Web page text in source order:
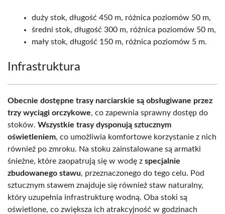
duży stok, długość 450 m, różnica poziomów 50 m,
średni stok, długość 300 m, różnica poziomów 50 m,
mały stok, długość 150 m, różnica poziomów 5 m.
Infrastruktura
Obecnie dostępne trasy narciarskie są obsługiwane przez
trzy wyciągi orczykowe, co zapewnia sprawny dostęp do
stoków. Wszystkie trasy dysponują sztucznym
oświetleniem, co umożliwia komfortowe korzystanie z nich
również po zmroku. Na stoku zainstalowane są armatki
śnieżne, które zaopatrują się w wodę z specjalnie
zbudowanego stawu, przeznaczonego do tego celu. Pod
sztucznym stawem znajduje się również staw naturalny,
który uzupełnia infrastrukturę wodną. Oba stoki są
oświetlone, co zwiększa ich atrakcyjność w godzinach